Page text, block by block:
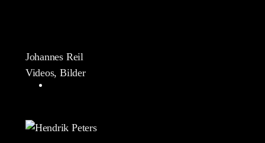
Johannes Reil
Videos, Bilder